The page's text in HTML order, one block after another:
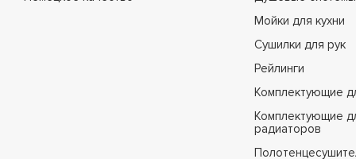
Мойки для кухни
Сушилки для рук
Рейлинги
Комплектующие
Комплектующие
радиаторов